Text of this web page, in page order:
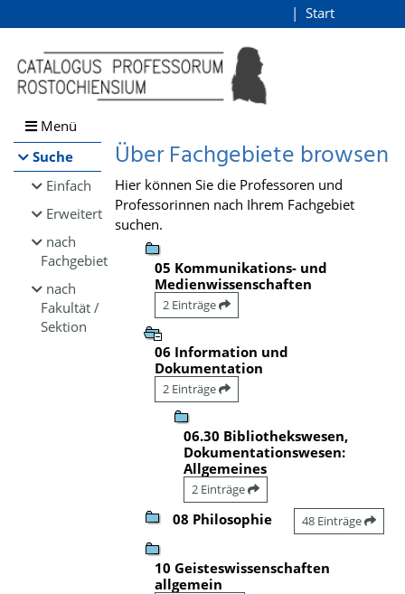
Browsen
direkt zum Inhalt
Start
Menü
Suche
Einfach
Erweitert
nach
Fachgebiet
nach
Fakultät /
Sektion
Über Fachgebiete browsen
Hier können Sie die Professoren und
Professorinnen nach Ihrem Fachgebiet
suchen.
05 Kommunikations- und
Medienwissenschaften
2 Einträge
06 Information und
Dokumentation
2 Einträge
06.30 Bibliothekswesen,
Dokumentationswesen:
Allgemeines
2 Einträge
08 Philosophie 48 Einträge
10 Geisteswissenschaften
allgemein